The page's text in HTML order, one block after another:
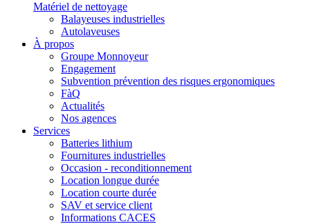
Matériel de nettoyage
Balayeuses industrielles
Autolaveuses
À propos
Groupe Monnoyeur
Engagement
Subvention prévention des risques ergonomiques
FàQ
Actualités
Nos agences
Services
Batteries lithium
Fournitures industrielles
Occasion - reconditionnement
Location longue durée
Location courte durée
SAV et service client
Informations CACES